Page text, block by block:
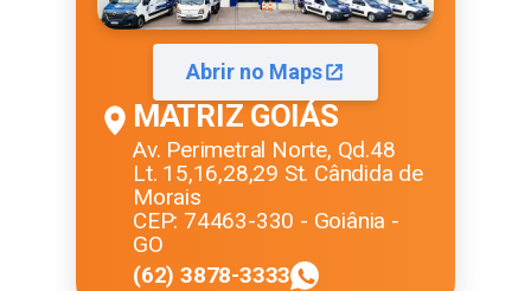
Abrir no Maps
MATRIZ GOIÁS
Av. Perimetral Norte, Qd.48
Lt. 15,16,28,29 St. Cândida de
Morais
CEP: 74463-330 - Goiânia -
GO
(62) 3878-3333